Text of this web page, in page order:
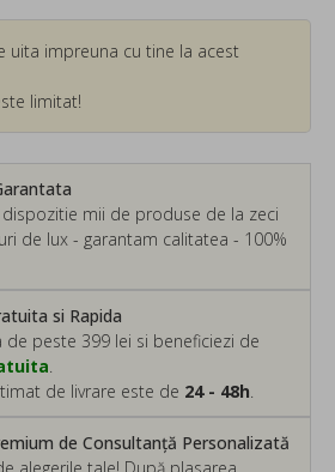
dispozitie mii de produse de la zeci
de lux - garantam calitatea - 100%
uita impreuna cu tine la acest
limitat!
de Consultanță Personalizată
alegerile tale! După plasarea
si Rapida
de peste 399 lei si beneficiezi de
de livrare este de 24 - 48h